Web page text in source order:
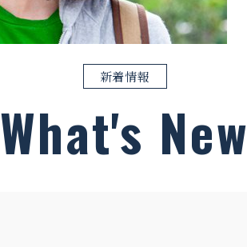
新着情報
What's New